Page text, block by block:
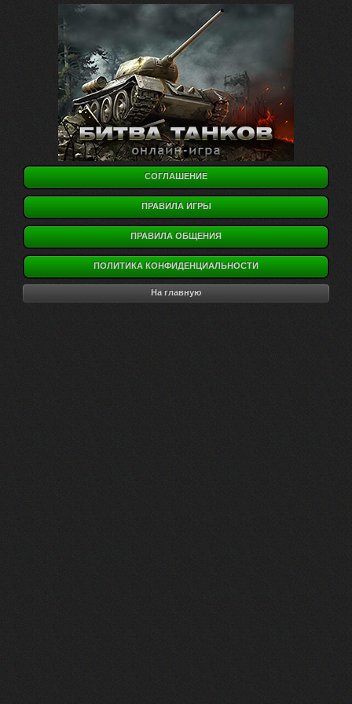
СОГЛАШЕНИЕ
ПРАВИЛА ИГРЫ
ПРАВИЛА ОБЩЕНИЯ
ПОЛИТИКА КОНФИДЕНЦИАЛЬНОСТИ
На главную